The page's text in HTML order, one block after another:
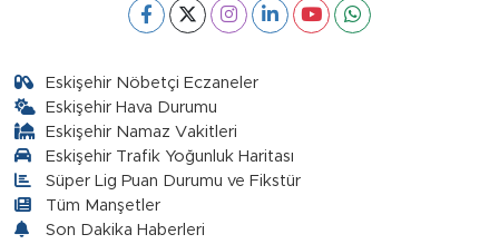
Eskişehir Nöbetçi Eczaneler
Eskişehir Hava Durumu
Eskişehir Namaz Vakitleri
Eskişehir Trafik Yoğunluk Haritası
Süper Lig Puan Durumu ve Fikstür
Tüm Manşetler
Son Dakika Haberleri